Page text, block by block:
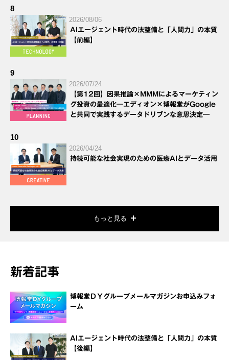
8
2026/08/06
AIエージェント時代の法整備と「人間力」の本質
【前編】
9
2026/07/24
【第12回】因果推論×MMMによるマーケティン
グ投資の最適化―エディオン×博報堂がGoogle
と共同で実践するデータドリブンな意思決定―
10
2026/04/24
持続可能な社会実現のための医療AIとデータ活用
もっと見る
新着記事
博報堂ＤＹグループメールマガジンお申込みフォ
ーム
AIエージェント時代の法整備と「人間力」の本質
【後編】